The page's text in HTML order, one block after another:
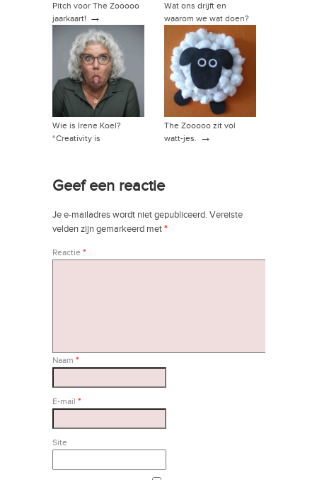
Pitch voor The Zooooo
jaarkaart! →
Wat ons drijft en
waarom we wat doen?
Wie is Irene Koel?
“Creativity is
The Zooooo zit vol
watt-jes. →
Geef een reactie
Je e-mailadres wordt niet gepubliceerd. Vereiste
velden zijn gemarkeerd met*
Reactie *
Naam *
E-mail *
Site